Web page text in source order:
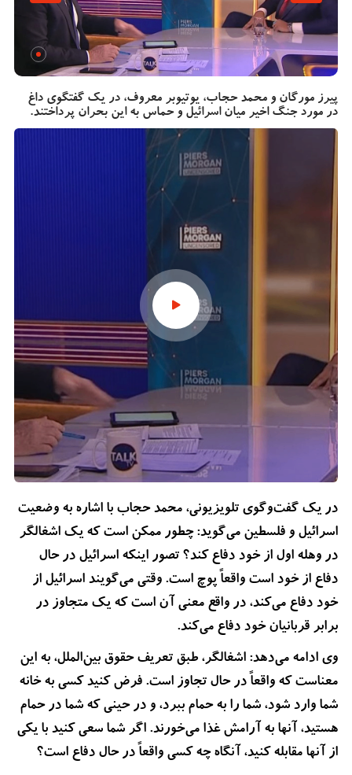
پیرز مورگان و محمد حجاب، یوتیوبر معروف، در یک گفتگوی داغ
در مورد جنگ اخیر میان اسرائیل و حماس به این بحران پرداختند.
در یک گفت‌وگوی تلویزیونی، محمد حجاب با اشاره به وضعیت
اسرائیل و فلسطین می‌گوید: چطور ممکن است که یک اشغالگر
در وهله اول از خود دفاع کند؟ تصور اینکه اسرائیل در حال
دفاع از خود است واقعاً پوچ است. وقتی می‌گویند اسرائیل از
خود دفاع می‌کند، در واقع معنی آن است که یک متجاوز در
برابر قربانیان خود دفاع می‌کند.
وی ادامه می‌دهد: اشغالگر، طبق تعریف حقوق بین‌الملل، به این
معناست که واقعاً در حال تجاوز است. فرض کنید کسی به خانه
شما وارد شود، شما را به حمام ببرد، و در حینی که شما در حمام
هستید، آنها به آرامش غذا می‌خورند. اگر شما سعی کنید با یکی
از آنها مقابله کنید، آنگاه چه کسی واقعاً در حال دفاع است؟